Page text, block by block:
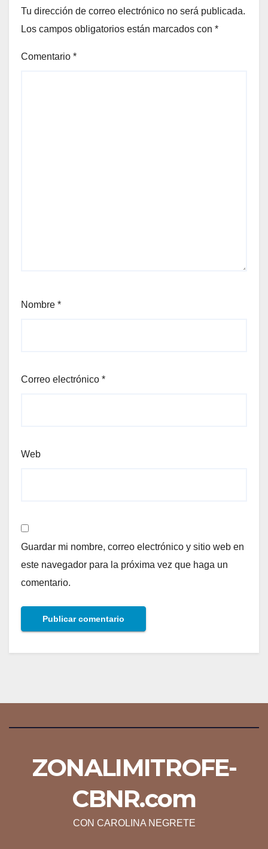
Tu dirección de correo electrónico no será publicada.
Los campos obligatorios están marcados con *
Comentario *
Nombre *
Correo electrónico *
Web
Guardar mi nombre, correo electrónico y sitio web en
este navegador para la próxima vez que haga un
comentario.
ZONALIMITROFE-
CBNR.com
CON CAROLINA NEGRETE